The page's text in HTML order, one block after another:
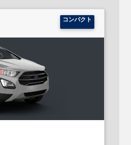
コンパクト